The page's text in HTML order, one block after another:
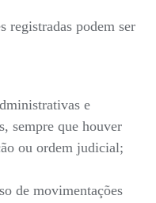
registradas podem ser
e
sempre que houver
ou ordem judicial;
de movimentações